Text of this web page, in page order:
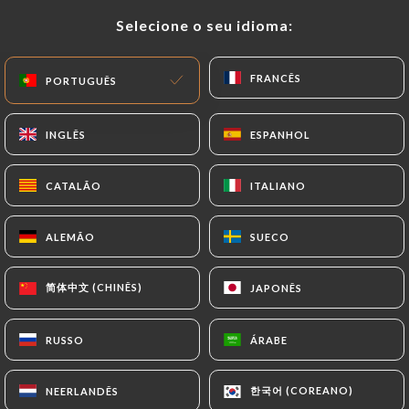
Selecione o seu idioma:
PORTUGUÊS FRANCÊS
INGLÊS ESPANHOL
CATALÃO ITALIANO
ALEMÃO SUECO
简体中文 (CHINÊS) JAPONÊS
RUSSO ÁRABE
NEERLANDÊS 한국어 (COREANO)
PÁGINA INICIAL
Contacto
Les Poulettes
Selecione o seu idioma:
PORTUGUÊS FRANCÊS
INGLÊS ESPANHOL
CATALÃO ITALIANO
ALEMÃO SUECO
简体中文 (CHINÊS) JAPONÊS
RUSSO ÁRABE
NEERLANDÊS 한국어 (COREANO)